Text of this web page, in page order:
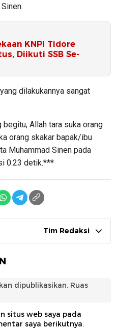
KNPI Tidore
Diikuti SSB Se-
dilakukannya sangat
begitu, Allah tara suka orang
orang skakar bapak/ibu
Muhammad Sinen pada
0.23 detik.***
Tim Redaksi
dipublikasikan. Ruas
situs web saya pada
saya berikutnya.